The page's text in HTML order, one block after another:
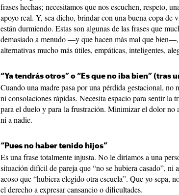
frases hechas; necesitamos que nos escuchen, respeto,
apoyo real. Y, sea dicho, brindar con una buena copa de
están durmiendo. Estas son algunas de las frases que
demasiado a menudo —y que hacen más mal que
alternativas mucho más útiles, empáticas, inteligentes,
“Ya tendrás otros” o “Es que no iba bien” (tras
Cuando una madre pasa por una pérdida gestacional, no
ni consolaciones rápidas. Necesita espacio para sentir la
para el duelo y para la frustración. Minimizar el dolor no
ni a nadie.
“Pues no haber tenido hijos”
Es una frase totalmente injusta. No le diríamos a una
situación difícil de pareja que “no se hubiera casado”, ni
acoso que “hubiera elegido otra escuela”. Que yo sepa,
el derecho a expresar cansancio o dificultades.